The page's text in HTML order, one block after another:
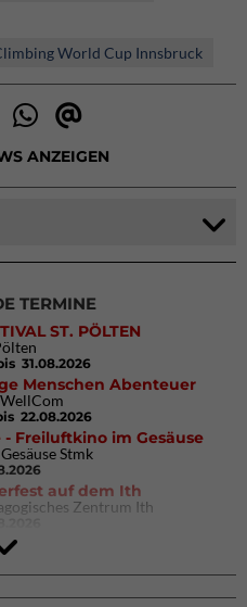
World Cup Innsbruck
ANZEIGEN
TERMINE
ST. PÖLTEN
31.08.2026
Menschen Abenteuer
22.08.2026
Freiluftkino im Gesäuse
Stmk
auf dem Ith
Zentrum Ith
2026
München Süd (Thalkirchen)